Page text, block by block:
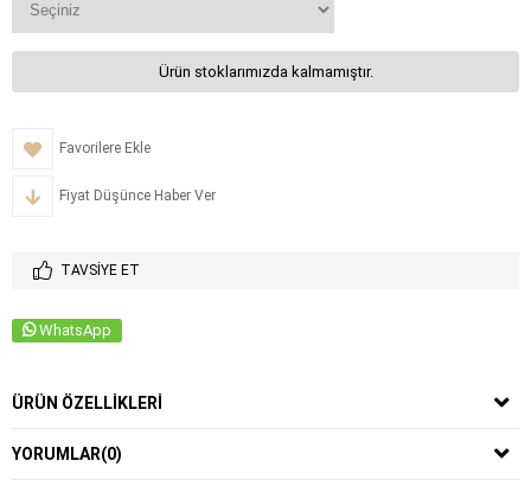
Ürün stoklarımızda kalmamıştır.
Favorilere Ekle
Fiyat Düşünce Haber Ver
TAVSIYE ET
WhatsApp
ÜRÜN ÖZELLIKLERI
YORUMLAR(0)